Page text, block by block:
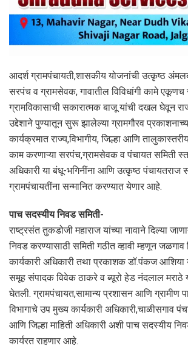
आदर्श ग्रामपंचायती,शासकीय योजनांची उत्कृष्ठ
सरपंच व ग्रामसेवक, गावातील विविधांगी कामे एकूणच
ग्रामविकासाची सकारात्मक बाजू यांची दखल घेवून
उद्देशाने पुण्यातून सुरू झालेल्या ग्रामगौरव
कार्यक्रमात राज्य,विभागीय, जिल्हा आणि
काम करणाऱ्या सरपंच,ग्रामसेवक व पंचायत समिती
अधिकारी या बंधू-भगिनींना आणि उत्कृष्ठ पंचायतराज
ग्रामपंचायतींना सन्मानित करण्यात येणार आहे.
पाच सदस्यीय निवड समिती-
राष्ट्रसंत तुकडोजी महाराज यांच्या नावाने दिल्या
निवड करण्यासाठी समिती गठीत व्हावी म्हणून जळगाव
कार्यकारी अधिकारी तथा प्रकाशक डॉ.पंकज आशिया
समूह संपादक विवेक ठाकरे व ब्यूरो हेड नंदलाल मराठे
घेतली. ग्रामपंचायत,सामान्य प्रशासन आणि ग्रामीण
विभागाचे उप मुख्य कार्यकारी अधिकारी,चाळीसगाव
आणि जिल्हा माहिती अधिकारी अशी पाच सदस्यीय
कार्यरत राहणार आहे.